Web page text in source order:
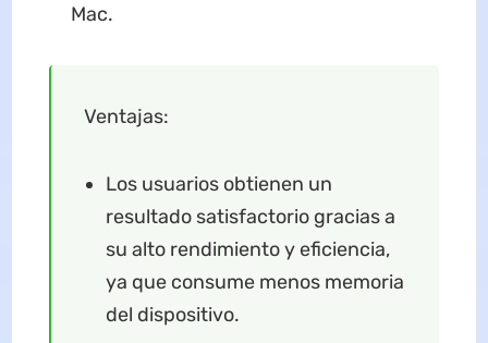
Mac.
Ventajas:
Los usuarios obtienen un
resultado satisfactorio gracias a
su alto rendimiento y eficiencia,
ya que consume menos memoria
del dispositivo.